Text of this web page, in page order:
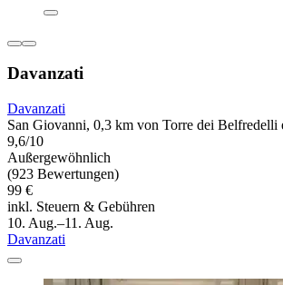
Davanzati
Davanzati
San Giovanni, 0,3 km von Torre dei Belfredelli
9,6/10
Außergewöhnlich
(923 Bewertungen)
99 €
inkl. Steuern & Gebühren
10. Aug.–11. Aug.
Davanzati